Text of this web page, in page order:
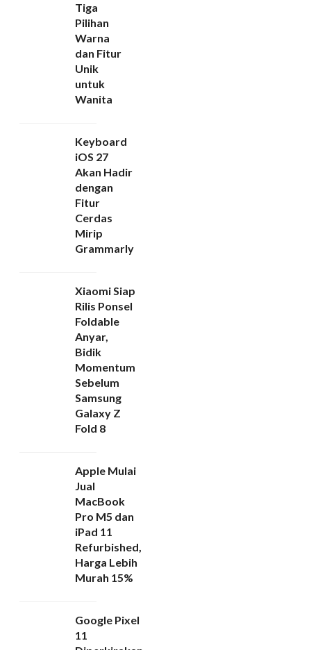
Tiga
Pilihan
Warna
dan Fitur
Unik
untuk
Wanita
Keyboard
iOS 27
Akan Hadir
dengan
Fitur
Cerdas
Mirip
Grammarly
Xiaomi Siap
Rilis Ponsel
Foldable
Anyar,
Bidik
Momentum
Sebelum
Samsung
Galaxy Z
Fold 8
Apple Mulai
Jual
MacBook
Pro M5 dan
iPad 11
Refurbished,
Harga Lebih
Murah 15%
Google Pixel
11